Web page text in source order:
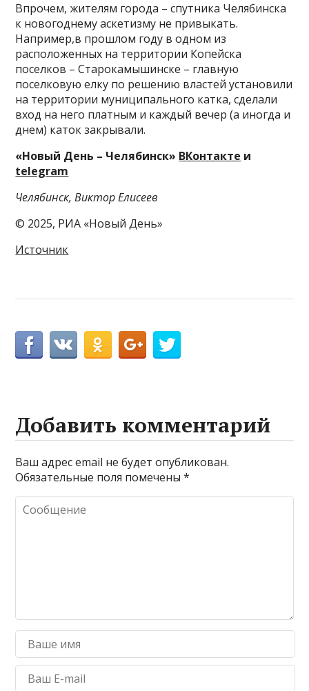
Впрочем, жителям города – спутника Челябинска
к новогоднему аскетизму не привыкать.
Например,в прошлом году в одном из
расположенных на территории Копейска
поселков – Старокамышинске – главную
поселковую елку по решению властей установили
на территории муниципального катка, сделали
вход на него платным и каждый вечер (а иногда и
днем) каток закрывали.
«Новый День – Челябинск» ВКонтакте и
telegram
Челябинск, Виктор Елисеев
© 2025, РИА «Новый День»
Источник
Добавить комментарий
Ваш адрес email не будет опубликован.
Обязательные поля помечены*